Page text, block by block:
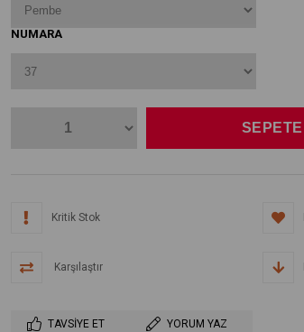
NUMARA
Kritik Stok
Karşılaştır
TAVSIYE ET YORUM YAZ